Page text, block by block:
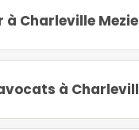
Charleville
à